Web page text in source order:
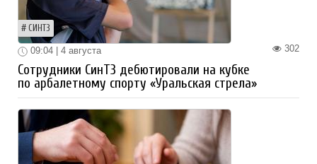
СИНТЗ
302
09:04 | 4 августа
Сотрудники СинТЗ дебютировали на кубке
по арбалетному спорту «Уральская стрела»